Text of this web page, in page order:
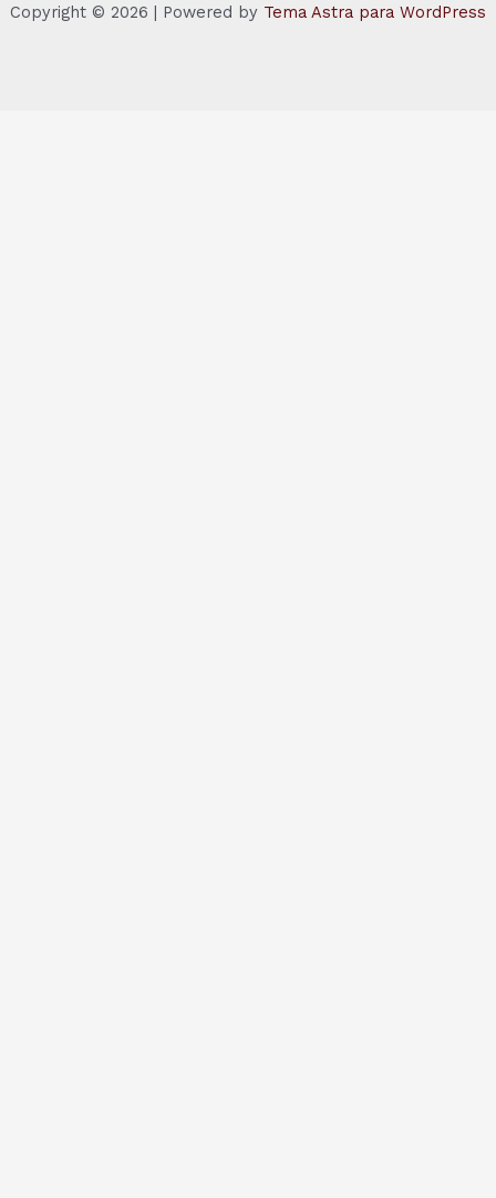
Copyright © 2026 | Powered by Tema Astra para WordPress